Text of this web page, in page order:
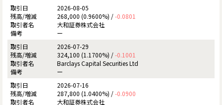
2026-08-05
268,000 (0.9600%) /-0.0801
大和証券株式会社
ー
2026-07-29
324,100 (1.1700%) /-0.1001
Barclays Capital Securities Ltd
ー
2026-07-16
287,800 (1.0400%) /-0.0900
大和証券株式会社